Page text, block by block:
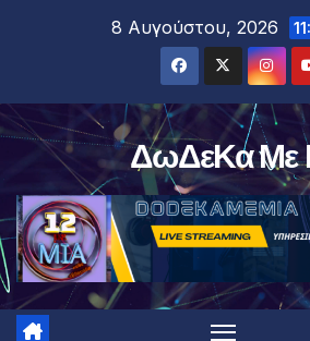
8 Αυγούστου, 2026
ΔωΔεΚα Με